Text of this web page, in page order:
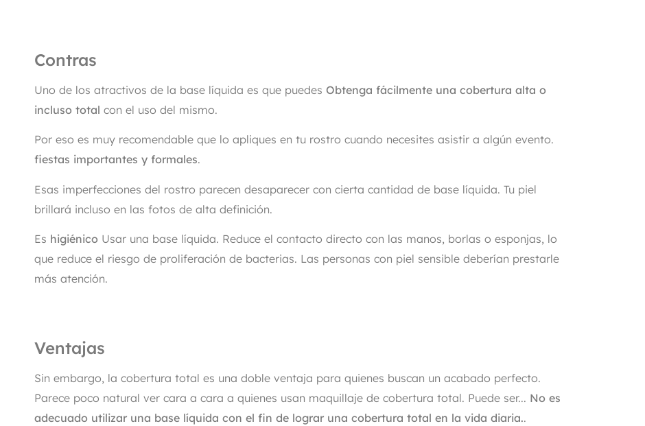
Contras
Uno de los atractivos de la base líquida es que puedes Obtenga fácilmente una cobertura alta o
incluso total con el uso del mismo.
Por eso es muy recomendable que lo apliques en tu rostro cuando necesites asistir a algún evento.
fiestas importantes y formales.
Esas imperfecciones del rostro parecen desaparecer con cierta cantidad de base líquida. Tu piel
brillará incluso en las fotos de alta definición.
Es higiénico Usar una base líquida. Reduce el contacto directo con las manos, borlas o esponjas, lo
que reduce el riesgo de proliferación de bacterias. Las personas con piel sensible deberían prestarle
más atención.
Ventajas
Sin embargo, la cobertura total es una doble ventaja para quienes buscan un acabado perfecto.
Parece poco natural ver cara a cara a quienes usan maquillaje de cobertura total. Puede ser... No es
adecuado utilizar una base líquida con el fin de lograr una cobertura total en la vida diaria..